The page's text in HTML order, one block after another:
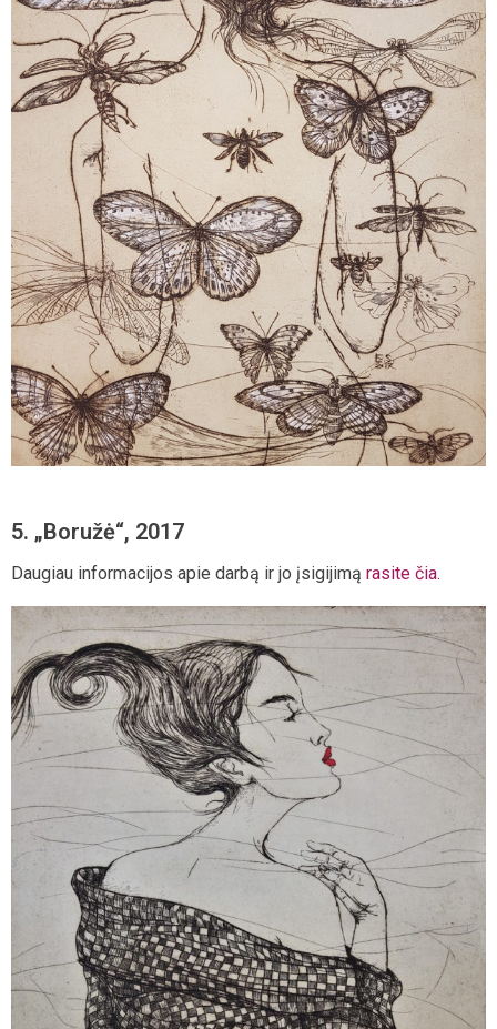
5. „Boružė“, 2017
Daugiau informacijos apie darbą ir jo įsigijimą rasite čia.